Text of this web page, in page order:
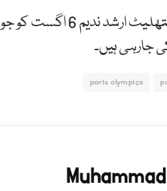
خیال رہے کہ پاکستان
جارہی ہیں۔
paris olympics